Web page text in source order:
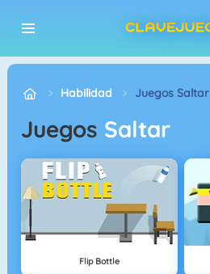
Habilidad Juegos Saltar
Juegos Saltar
Flip Bottle